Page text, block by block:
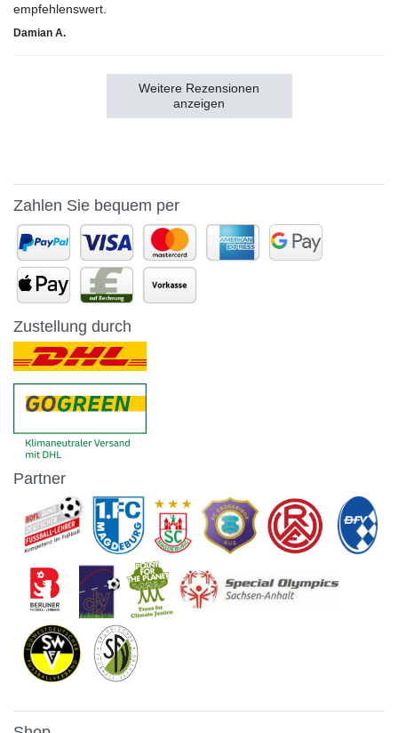
empfehlenswert.
Damian A.
Weitere Rezensionen
anzeigen
Zahlen Sie bequem per
Zustellung durch
Partner